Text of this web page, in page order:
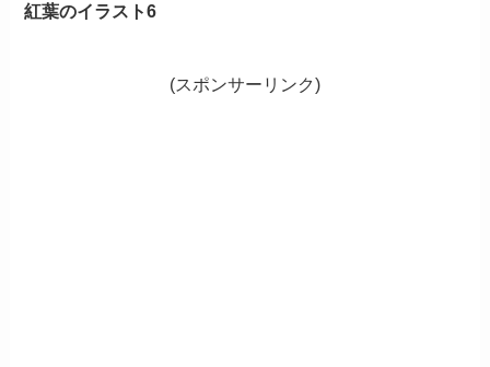
紅葉のイラスト6
(スポンサーリンク)